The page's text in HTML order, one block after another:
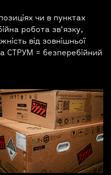
чи в пунктах
робота зв'язку,
від зовнішньої
СТРУМ = безперебійний